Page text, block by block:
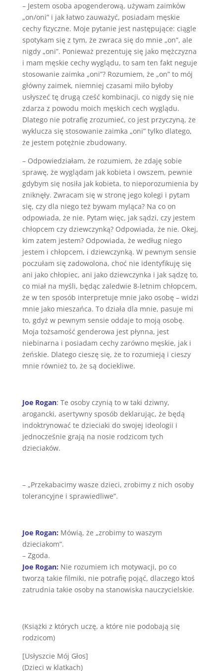
– Jestem osoba apogenderową, używam zaimków
„on/oni” i jak łatwo zauważyć, posiadam męskie
cechy fizyczne. Moje pytanie jest następujące: ciągle
spotykam się z tym, że zwraca się do mnie „on”, ale
nigdy „oni”. Ponieważ prezentuję się jako mężczyzna
i mam męskie cechy wyglądu, to sam ten fakt neguje
stosowanie zaimka „oni”? Rozumiem, że „on” to mój
główny zaimek, niemniej czasami miło byłoby
usłyszeć tę drugą cześć kombinacji, co nigdy się nie
zdarza z powodu moich męskich cech wyglądu.
Dlatego nie potrafię zrozumieć, co jest przyczyną, że
wyklucza się stosowanie zaimka „oni” tylko dlatego,
że jestem potężnie zbudowany.
– Odpowiedziałam, że rozumiem, że zdaję sobie
sprawę, że wyglądam jak kobieta i owszem, pewnie
gdybym się nosiła jak kobieta, to nieporozumienia by
zniknęły. Zwracam się w stronę jego kolegi i pytam
się, czy dla niego też bywam myląca? Na co on
odpowiada, że nie. Pytam więc, jak sądzi, czy jestem
chłopcem czy dziewczynką? Odpowiada, że nie. Okej,
kim zatem jestem? Odpowiada, że według niego
jestem i chłopcem, i dziewczynką. W pewnym sensie
poczułam się zadowolona, choć nie identyfikuję się
ani jako chłopiec, ani jako dziewczynka i jak sądzę to,
co miał na myśli, będąc zaledwie 8-letnim chłopcem,
że w ten sposób interpretuje mnie jako osobę – widzi
mnie jako mieszańca. To działa dla mnie, pasuje mi
to, gdyż w pewnym sensie oddaje to moją osobę.
Moja tożsamość genderowa jest płynna, jest
niebinarna i posiadam cechy zarówno męskie, jak i
żeńskie. Dlatego cieszę się, że to rozumieją i cieszy
mnie również to, że są dociekliwe.
Joe Rogan: Te osoby czynią to w taki dziwny,
arogancki, asertywny sposób deklarując, że będą
indoktrynować te dzieciaki do swojej ideologii i
jednocześnie grają na nosie rodzicom tych
dzieciaków.
– „Przekabacimy wasze dzieci, zrobimy z nich osoby
tolerancyjne i sprawiedliwe”.
Joe Rogan: Mówią, że „zrobimy to waszym
dzieciakom”.
– Zgoda.
Joe Rogan: Nie rozumiem ich motywacji, po co
tworzą takie filmiki, nie potrafię pojąć, dlaczego ktoś
zatrudnia takie osoby na stanowiska nauczycielskie.
(Książki z których uczę, a które nie podobają się
rodzicom)
[Usłyszcie Mój Głos]
(Dzieci w klatkach)